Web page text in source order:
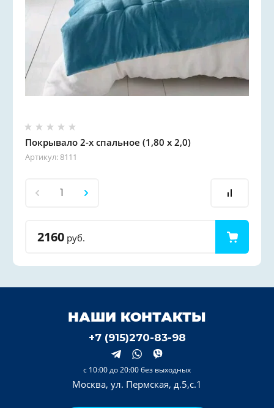
Покрывало 2-х спальное (1,80 х 2,0)
Артикул:8111
2160руб.
НАШИ КОНТАКТЫ
+7 (915)270-83-98
с 10:00 до 20:00 без выходных
Москва, ул. Пермская, д.5,с.1